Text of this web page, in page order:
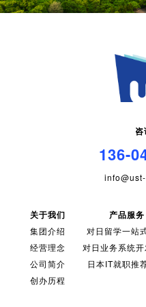
136-
关于我们
集团介绍
经营理念
公司简介
创办历程
产品服务
对日留学一站
对日业务系统
日本IT就职推